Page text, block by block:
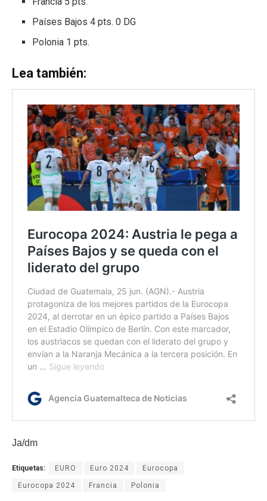
Países Bajos 4 pts. 0 DG
Polonia 1 pts.
Lea también:
Ja/dm
Etiquetas: EURO Euro 2024 Eurocopa
Eurocopa 2024 Francia Polonia